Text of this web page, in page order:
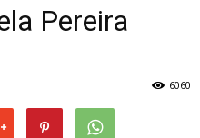
Pereira
6060